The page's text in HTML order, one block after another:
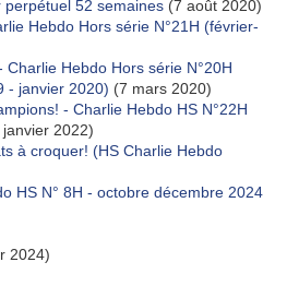
52 semaines (7 août 2020)
Hebdo Hors série N°21H (février-
Hebdo Hors série N°20H
- janvier 2020) (7 mars 2020)
- Charlie Hebdo HS N°22H
janvier 2022)
à croquer! (HS Charlie Hebdo
HS N° 8H - octobre décembre 2024
2024)